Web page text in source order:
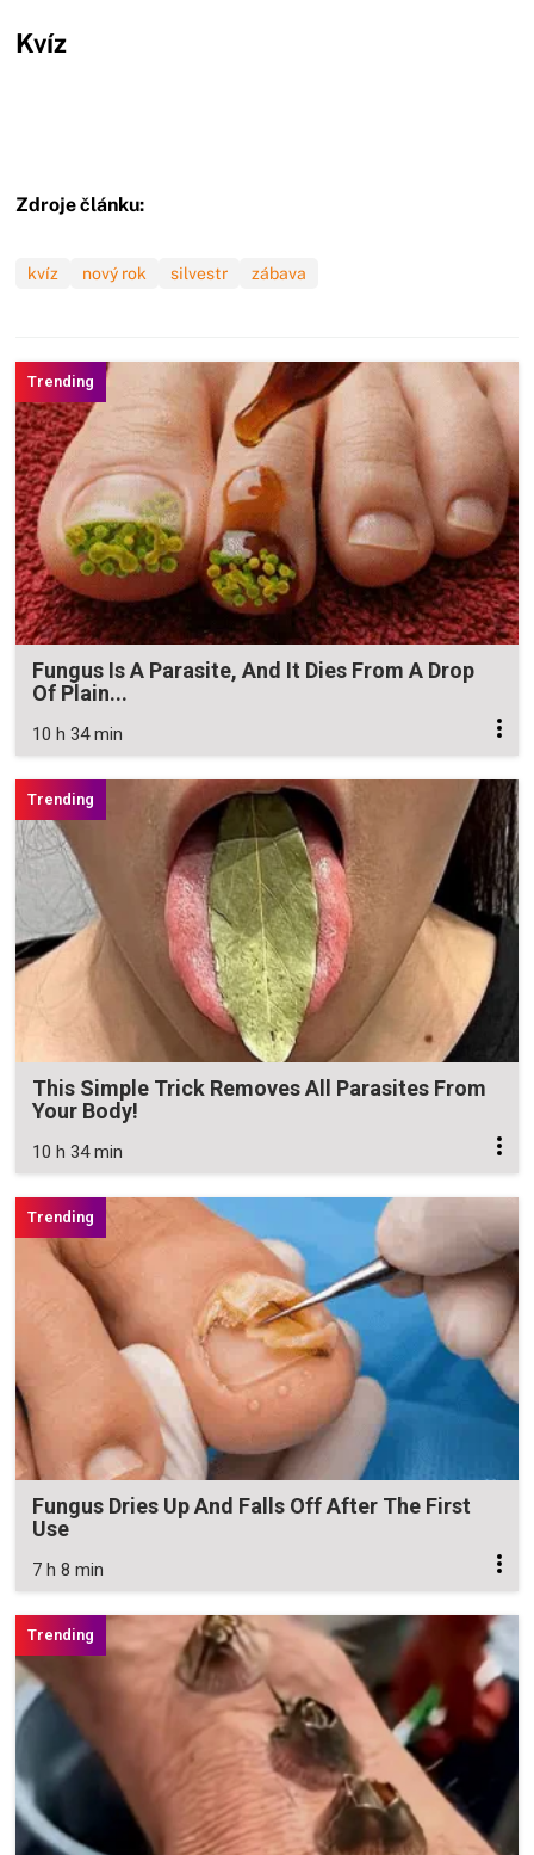
Kvíz
Zdroje článku:
kvíz nový rok silvestr zábava
Fungus Is A Parasite, And It Dies From A Drop
Of Plain...
10 h 34 min
This Simple Trick Removes All Parasites From
Your Body!
10 h 34 min
Fungus Dries Up And Falls Off After The First
Use
7 h 8 min